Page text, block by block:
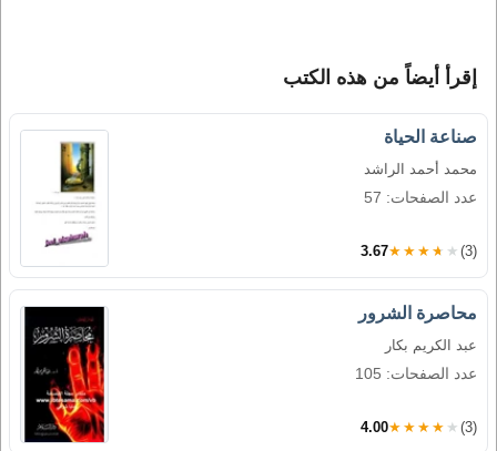
إقرأ أيضاً من هذه الكتب
صناعة الحياة
محمد أحمد الراشد
عدد الصفحات: 57
3.67★★★★★ (3)
محاصرة الشرور
عبد الكريم بكار
عدد الصفحات: 105
4.00★★★★★ (3)